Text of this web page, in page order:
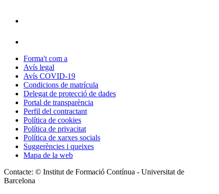
Forma't com a
Avís legal
Avís COVID-19
Condicions de matrícula
Delegat de protecció de dades
Portal de transparència
Perfil del contractant
Política de cookies
Política de privacitat
Política de xarxes socials
Suggerències i queixes
Mapa de la web
Contacte: © Institut de Formació Contínua - Universitat de
Barcelona